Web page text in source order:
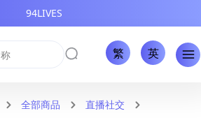
94LIVES
繁 英
全部商品
直播社交